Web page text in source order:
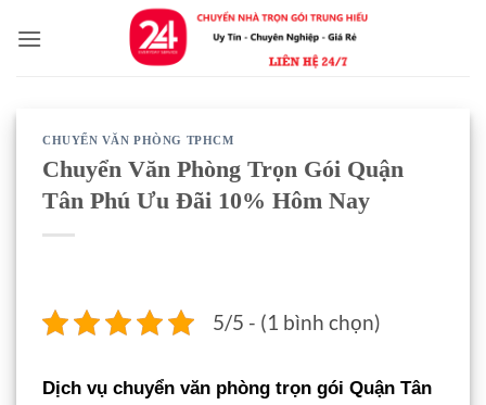
qua
CHUYỂN VĂN PHÒNG TPHCM
Chuyển Văn Phòng Trọn Gói Quận
Tân Phú Ưu Đãi 10% Hôm Nay
5/5 - (1 bình chọn)
Dịch vụ chuyển văn phòng trọn gói Quận Tân